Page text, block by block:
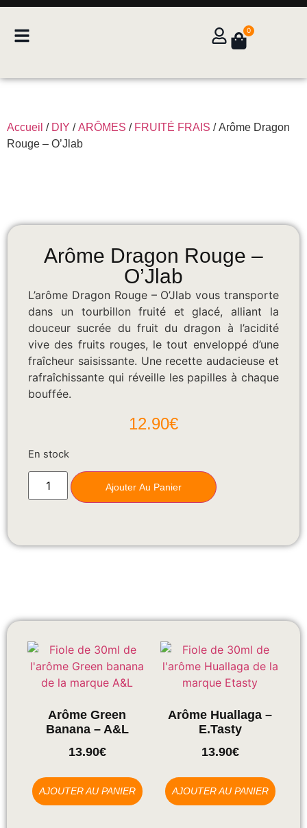
0
Accueil / DIY /ARÔMES / FRUITÉ FRAIS / Arôme Dragon
Rouge – O’Jlab
Arôme Dragon Rouge –
O’Jlab
L’arôme Dragon Rouge – O’Jlab vous transporte
dans un tourbillon fruité et glacé, alliant la
douceur sucrée du fruit du dragon à l’acidité
vive des fruits rouges, le tout enveloppé d’une
fraîcheur saisissante. Une recette audacieuse et
rafraîchissante qui réveille les papilles à chaque
bouffée.
12.90€
En stock
Ajouter Au Panier
Arôme Green
Banana – A&L
13.90€
AJOUTER AU PANIER
Arôme Huallaga –
E.tasty
13.90€
AJOUTER AU PANIER